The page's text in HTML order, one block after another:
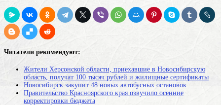
Читатели рекомендуют:
Жители Херсонской области, приехавшие в Новосибирскую
область, получат 100 тысяч рублей и жилищные сертификаты
Новосибирск закупит 48 новых автобусных остановок
Правительство Красноярского края озвучило осенние
корректировки бюджета